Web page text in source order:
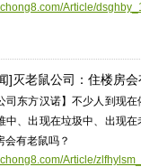
Article/
]灭老鼠公司：住楼房会
司东方汉诺】不少人到现
中、出现在垃圾中、出现
会有老鼠吗？
Article/